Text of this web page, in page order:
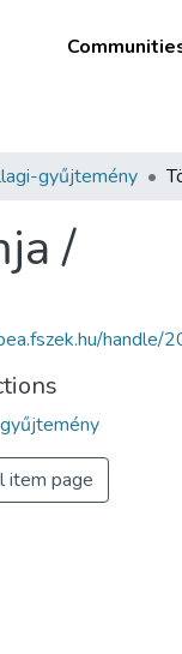
gyűjtemény
/
item page